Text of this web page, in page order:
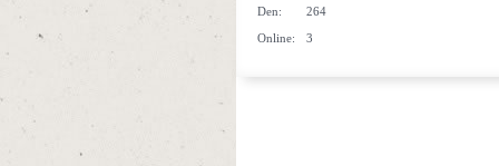
Online: 3
Den:
264